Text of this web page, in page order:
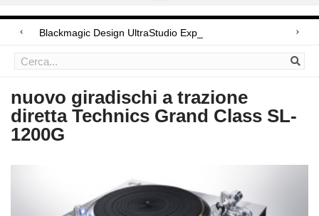
Blackmagic Design UltraStudio Express 3G,
Arri Rental, evoluzioni in arrivo
LG Signature OLED T, il primo Oled trasparente
nuovo giradischi a trazione
diretta Technics Grand Class SL-
1200G